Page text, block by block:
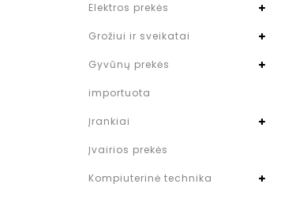
Elektros prekės
Grožiui ir sveikatai
Gyvūnų prekės
importuota
Įrankiai
Įvairios prekės
Kompiuterinė technika